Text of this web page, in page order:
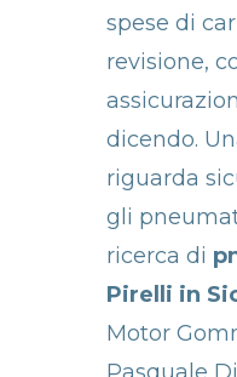
spese di
revisione,
dicendo.
riguarda
gli
ricerca di
Pirelli in
Motor